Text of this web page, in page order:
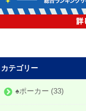
カテゴリー
♠️ポーカー (33)